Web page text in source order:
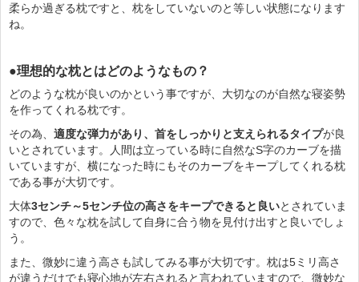
柔らか過ぎる枕ですと、枕をしていないのと等しい状態になります
ね。
●理想的な枕とはどのようなもの？
どのような枕が良いのかという事ですが、大切なのが自然な寝姿勢
を作ってくれる枕です。
その為、 適度な弾力があり、首をしっかりと支えられるタイプが良
いとされています。人間は立っている時に自然なS字のカーブを描
いていますが、横になった時にもそのカーブをキープしてくれる枕
である事が大切です。
大体3センチ～5センチ位の高さをキープできると良いとされていま
すので、色々な枕を試して自身に合う物を見付け出すと良いでしょ
う。
また、微妙に違う高さも試してみる事が大切です。枕は5ミリ高さ
が違うだけでも寝心地が左右されると言われていますので、微妙な